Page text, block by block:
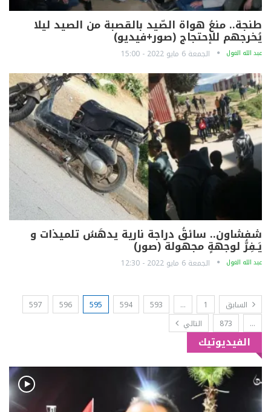
طنجة.. منعُ هواة الصّيد بالقصبة من الصيد ليلا
يُخرجهم للإحتجاج (صور+فيديو)
عبد الله الغول الجمعة 6 مايو 2022 - 15:00
شفشاون.. سائقُ دراجة نارية يدهَسُ تلميذات و
يَـفِرُّ لوجهةٍ مجهولة (صور)
عبد الله الغول الجمعة 6 مايو 2022 - 12:30
السابق 1
…
593
594
595
596
597
…
873 التالي
الفيديوتيك